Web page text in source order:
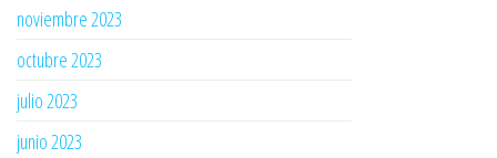
noviembre 2023
octubre 2023
julio 2023
junio 2023